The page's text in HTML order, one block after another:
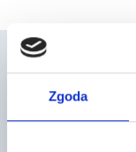
Zgoda
Mogą cię